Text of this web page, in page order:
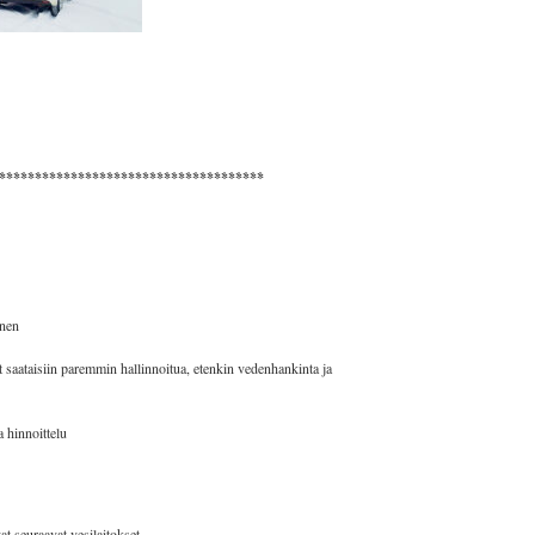
paremmin hallinnoitua, etenkin vedenhankinta ja
hinnoittelu